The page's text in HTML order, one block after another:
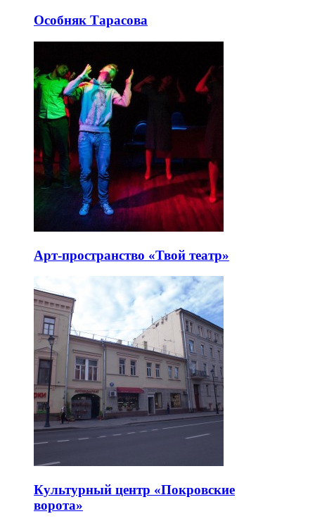
Особняк Тарасова
Арт-пространство «Твой театр»
Культурный центр «Покровские
ворота»